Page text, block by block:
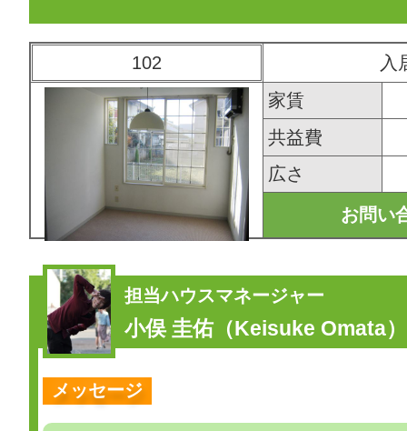
102
入
家賃
共益費
広さ
お問い
担当ハウスマネージャー
小俣 圭佑（Keisuke Omata）
メッセージ